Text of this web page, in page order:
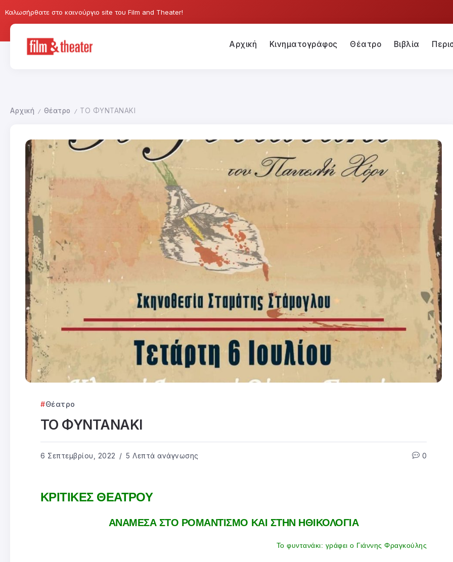
Καλωσήρθατε στο καινούργιο site του Film and Theater!
Αρχική Κινηματογράφος Θέατρο Βιβλία
Αρχική / Θέατρο / ΤΟ ΦΥΝΤΑΝΑΚΙ
Θέατρο
ΤΟ ΦΥΝΤΑΝΑΚΙ
6 Σεπτεμβρίου, 2022 5 Λεπτά ανάγνωσης 0
ΚΡΙΤΙΚΕΣ ΘΕΑΤΡΟΥ
ΑΝΑΜΕΣΑ ΣΤΟ ΡΟΜΑΝΤΙΣΜΟ ΚΑΙ ΣΤΗΝ ΗΘΙΚΟΛΟΓΙΑ
Το φυντανάκι: γράφει ο Γιάννης Φραγκούλης